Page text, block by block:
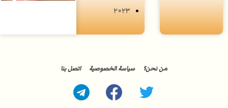
۲۰۲۳
من نحن؟ سياسة الخصوصية اتصل بنا